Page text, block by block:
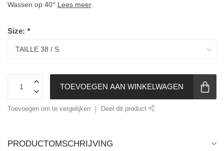
Wassen op 40° Lees meer.
Size: *
TOEVOEGEN AAN WINKELWAGEN
Toevoegen om te vergelijken Deel dit product
PRODUCTOMSCHRIJVING